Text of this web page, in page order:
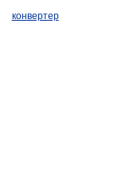
конвертер